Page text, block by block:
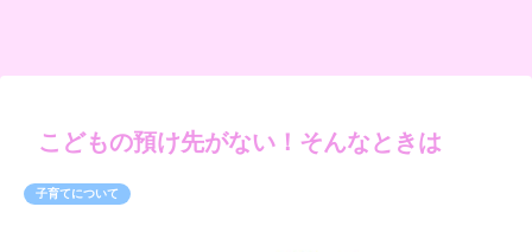
こどもの預け先がない！そんなときは
子育てについて